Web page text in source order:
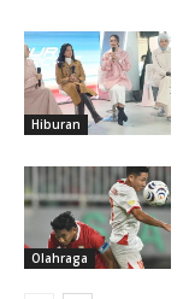
Hiburan
Olahraga